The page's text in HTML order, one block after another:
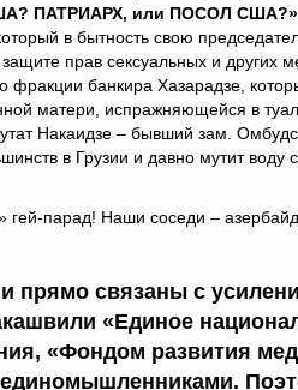
ПАТРИАРХ, или ПОСОЛ США?»,
в бытность свою
прав сексуальных и других
фракции банкира Хазарадзе,
матери, испражняющейся в
Накаидзе – бывший зам.
в Грузии и давно мутит воду
гей-парад! Наши соседи –
прямо связаны с
«Единое
«Фондом развития